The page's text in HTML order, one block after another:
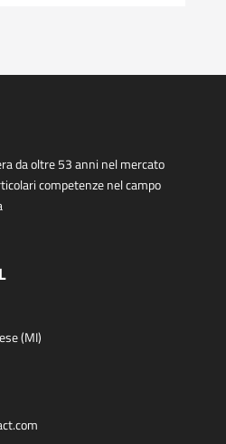
da oltre 53 anni nel mercato
competenze nel campo
(MI)